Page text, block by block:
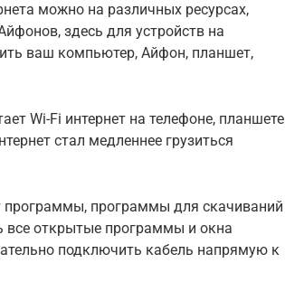
можно на различных ресурсах,
здесь для устройств на
ваш компьютер, Айфон, планшет,
Wi-Fi интернет на телефоне, планшете
стал медленнее грузиться
программы, программы для скачиваний
все открытые программы и окна
подключить кабель напрямую к